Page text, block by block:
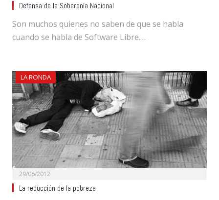
Defensa de la Soberanía Nacional
Son muchos quienes no saben de que se habla
cuando se habla de Software Libre.…
LA RONDA
29/06/2012
La reducción de la pobreza